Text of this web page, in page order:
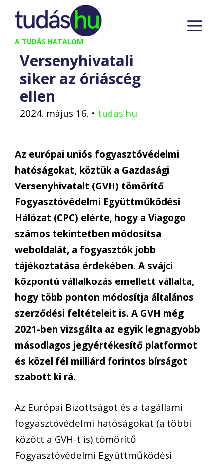
Kilépés
tartalomba
A TUDÁS HATALOM
Versenyhivatali
siker az óriáscég
ellen
2024. május 16. • tudás.hu
Az európai uniós fogyasztóvédelmi
hatóságokat, köztük a Gazdasági
Versenyhivatalt (GVH) tömörítő
Fogyasztóvédelmi Együttműködési
Hálózat (CPC) elérte, hogy a Viagogo
számos tekintetben módosítsa
weboldalát, a fogyasztók jobb
tájékoztatása érdekében. A svájci
központú vállalkozás emellett vállalta,
hogy több ponton módosítja általános
szerződési feltételeit is. A GVH még
2021-ben vizsgálta az egyik legnagyobb
másodlagos jegyértékesítő platformot
és közel fél milliárd forintos bírságot
szabott ki rá.
Az Európai Bizottságot és a tagállami
fogyasztóvédelmi hatóságokat (a többi
között a GVH-t is) tömörítő
Fogyasztóvédelmi Együttműködési